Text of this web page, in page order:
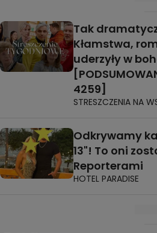
Tak
Kłamstwa,
uderzyły w
[PODSUMOWANIE
4259]
STRESZCZENIA NA
Odkrywamy
13"! To oni
Reporterami
HOTEL PARADISE